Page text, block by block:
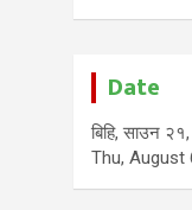
Date
बिहि, साउन
Thu, August